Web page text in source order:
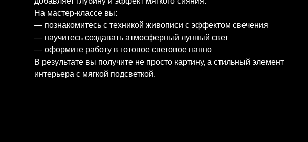
На мастер-классе вы:
— познакомитесь с техникой живописи с эффектом свечения
— научитесь создавать атмосферный лунный свет
— оформите работу в готовое световое панно
В результате вы получите не просто картину, а стильный элемент
интерьера с мягкой подсветкой.